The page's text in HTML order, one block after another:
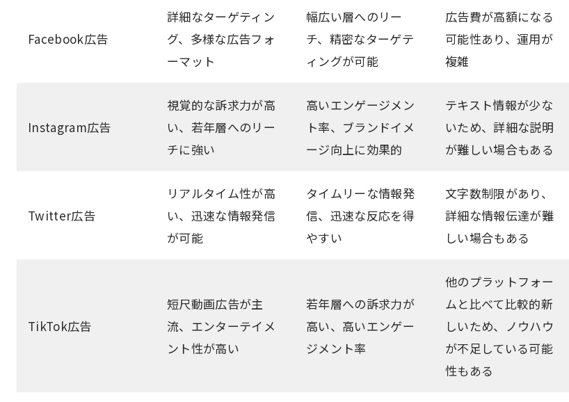
Facebook広告
詳細なターゲティン
グ、多様な広告フォ
ーマット
幅広い層へのリー
チ、精密なターゲテ
ィングが可能
広告費が高額になる
可能性あり、運用が
複雑
Instagram広告
視覚的な訴求力が高
い、若年層へのリー
チに強い
高いエンゲージメン
ト率、ブランドイメ
ージ向上に効果的
テキスト情報が少な
いため、詳細な説明
が難しい場合もある
Twitter広告
リアルタイム性が高
い、迅速な情報発信
が可能
タイムリーな情報発
信、迅速な反応を得
やすい
文字数制限があり、
詳細な情報伝達が難
しい場合もある
TikTok広告
短尺動画広告が主
流、エンターテイメ
ント性が高い
若年層への訴求力が
高い、高いエンゲー
ジメント率
他のプラットフォー
ムと比べて比較的新
しいため、ノウハウ
が不足している可能
性もある